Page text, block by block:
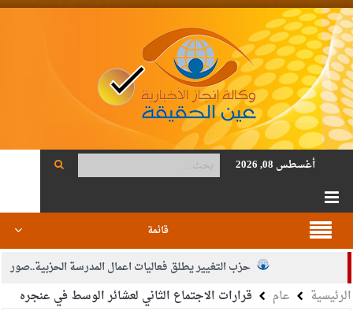
أغسطس 08, 2026
قائمة
حزب التغيير يطلق فعاليات اعمال المدرسة الحزبية..صور
الجيش يفتح باب التجنيد لحملة البكالوريوس في الحقوق والقانون
الرئيسية عام قرارات الاجتماع الثاني لعشائر الوسط في عنجره